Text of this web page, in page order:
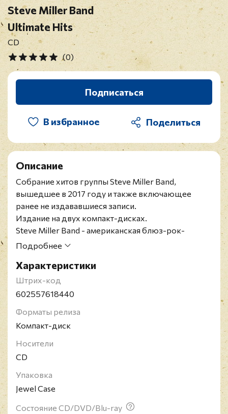
Steve Miller Band
Ultimate Hits
CD
(0)
Подписаться
В избранное
Описание
Собрание хитов группы Steve Miller Band,
вышедшее в 2017 году и также включающее
ранее не издававшиеся записи.
Издание на двух компакт-дисках.
Steve Miller Band - американская блюз-рок-
группа, созданная в 1966 году в Сан-Франциско.
основателя и фронтмена Стива Миллера. В
феврале 1968 году группа выпускает свой первый
альбом, который не принес ей большого успеха,
октябре того же года, достигает 24 строчки в хит-
параде Billboard. Наибольшую же популярность
группе принес поп-ориентированный сингл "The
Joker", после которого звучание группы стало
Steve Miller Band выпустил 18 студийных
альбомов, 29 синглов и 6 концертных альбомов.
Подробнее
Характеристики
Штрих-код
602557618440
Форматы релиза
Компакт-диск
Носители
CD
Упаковка
Jewel Case
Состояние CD/DVD/Blu-ray